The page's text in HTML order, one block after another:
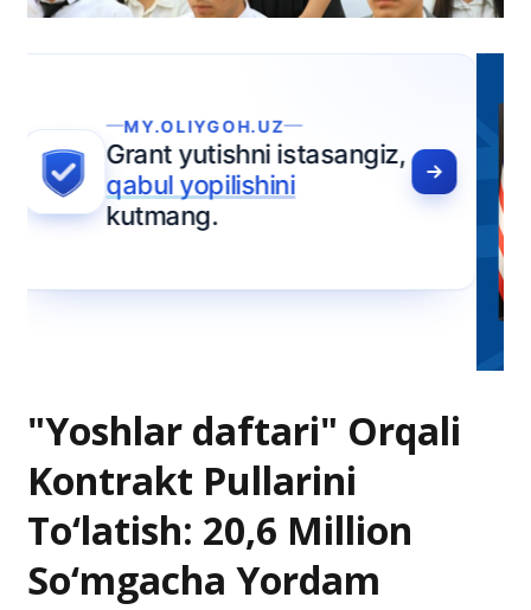
"Yoshlar daftari" Orqali
Kontrakt Pullarini
To‘latish: 20,6 Million
So‘mgacha Yordam